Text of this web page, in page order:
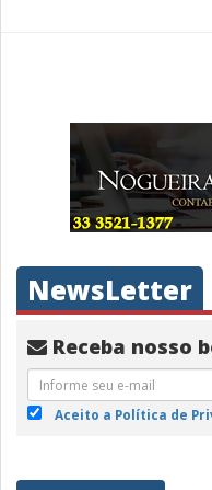
NewsLetter
Receba nosso
Aceito a Política de